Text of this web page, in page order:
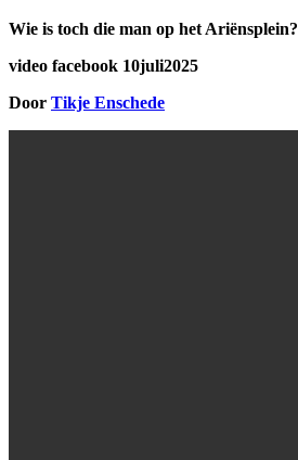
Wie is toch die man op het Ariënsplein?
video facebook 10juli2025
Door Tikje Enschede